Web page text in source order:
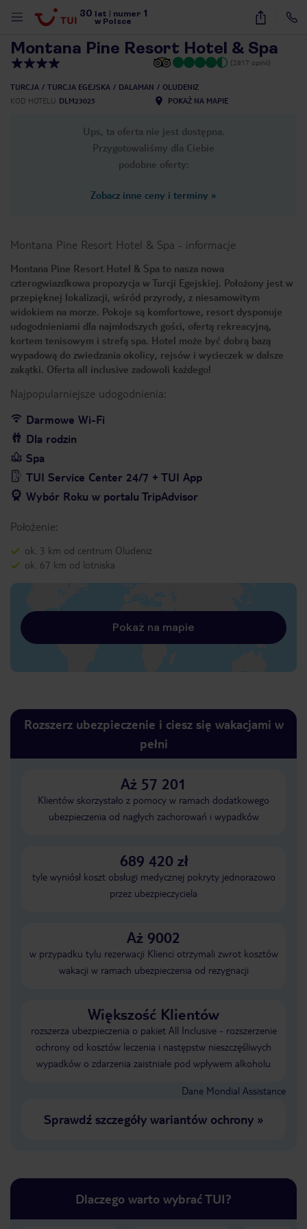
30 lat numer 1
w Polsce
31
Montana Pine Resort Hotel & Spa
(2817 opinii)
TURCJA TURCJA EGEJSKA DALAMAN
OLUDENIZ
KOD HOTELU DLM23025 POKAŻ NA MAPIE
Ups, ta oferta nie jest dostępna.
Przygotowaliśmy dla Ciebie
podobne oferty:
Zobacz inne ceny i terminy »
Montana Pine Resort Hotel & Spa - informacje
Montana Pine Resort Hotel & Spa to nasza nowa
czterogwiazdkowa propozycja w Turcji Egejskiej. Położony jest w
przepięknej lokalizacji, wśród przyrody, z niesamowitym
widokiem na morze. Pokoje są komfortowe, resort dysponuje
udogodnieniami dla najmłodszych gości, ofertą rekreacyjną,
kortem tenisowym i strefą spa. Hotel może być dobrą bazą
wypadową do zwiedzania okolicy, rejsów i wycieczek w dalsze
zakątki. Oferta all inclusive zadowoli każdego!
Najpopularniejsze udogodnienia:
Darmowe Wi-Fi
Dla rodzin
Spa
TUI Service Center 24/7 + TUI App
Wybór Roku w portalu TripAdvisor
Położenie:
ok. 3 km od centrum Oludeniz
ok. 67 km od lotniska
Pokaż na mapie
Rozszerz ubezpieczenie i ciesz się wakacjami w
pełni
Aż 57 201
Klientów skorzystało z pomocy w ramach dodatkowego
ubezpieczenia od nagłych zachorowań i wypadków
689 420 zł
tyle wyniósł koszt obsługi medycznej pokryty jednorazowo
przez ubezpieczyciela
Aż 9002
w przypadku tylu rezerwacji Klienci otrzymali zwrot kosztów
wakacji w ramach ubezpieczenia od rezygnacji
Większość Klientów
rozszerza ubezpieczenia o pakiet All Inclusive - rozszerzenie
ochrony od kosztów leczenia i następstw nieszczęśliwych
wypadków o zdarzenia zaistniałe pod wpływem alkoholu
Dane Mondial Assistance
Sprawdź szczegóły wariantów ochrony»
Dlaczego warto wybrać TUI?